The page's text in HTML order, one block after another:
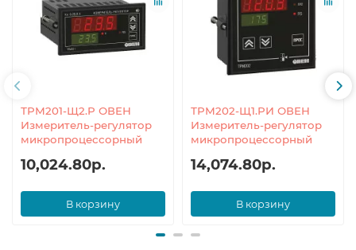
ТРМ201-Щ2.Р ОВЕН
Измеритель-регулятор
микропроцессорный
10,024.80р.
В корзину
ТРМ202-Щ1.РИ ОВЕН
Измеритель-регулятор
микропроцессорный
14,074.80р.
В корзину